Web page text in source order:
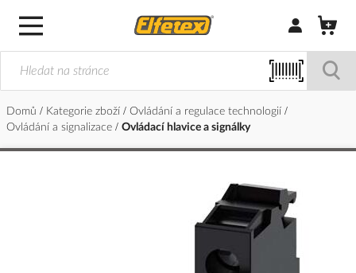
Přihlásit/
Domů Kategorie zboží
Ovládání a regulace technologií
Ovládání a signalizace
Ovládací hlavice a signálky